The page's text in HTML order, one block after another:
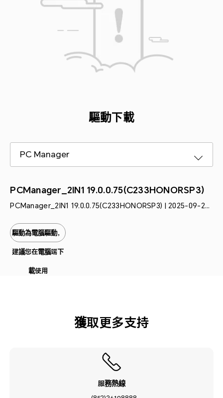
驅動下載
PC Manager
PCManager_2IN1 19.0.0.75(C233HONORSP3)
PCManager_2IN1 19.0.0.75(C233HONORSP3) | 2025-09-26
驅動為電腦驅動，
建議您在電腦端下
載使用
獲取更多支持
服務熱線